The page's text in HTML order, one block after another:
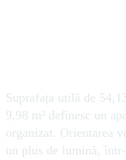
Suprafața utilă de
9,98 m² definesc un
organizat. Orientarea
un plus de lumină,